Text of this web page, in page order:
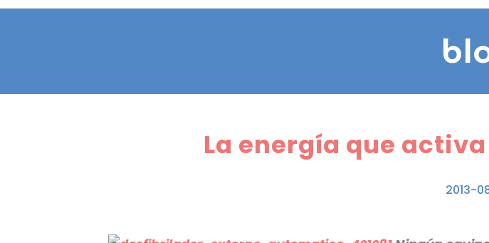
La energía que
2013-